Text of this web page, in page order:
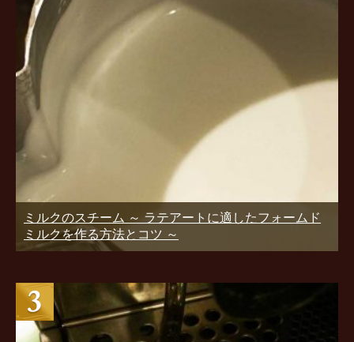
ミルクのスチーム ～ ラテアートに適したフォームド
ミルクを作る方法とコツ ～